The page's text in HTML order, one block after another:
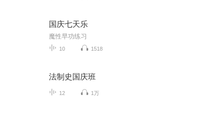
国庆七天乐
魔性早功练习
10 1518
法制史国庆班
12 1万